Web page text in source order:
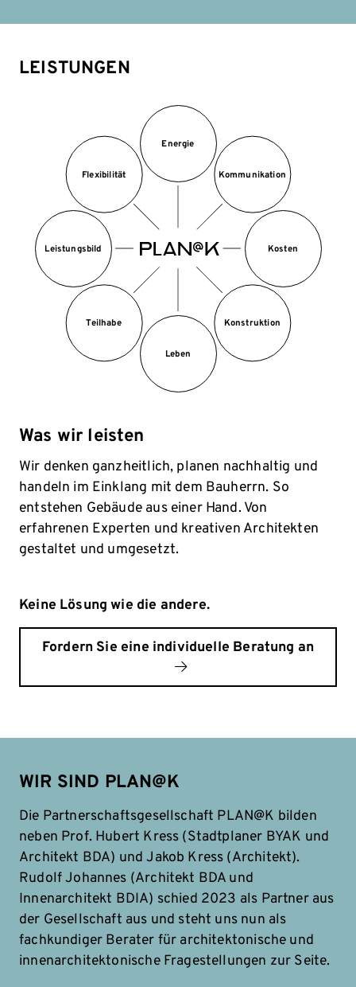
LEISTUNGEN
Energie
Kommunikation
Kosten
Konstruktion
Leben
Teilhabe
Leistungsbild
Flexibilität
Was wir leisten
Wir denken ganzheitlich, planen nachhaltig und
handeln im Einklang mit dem Bauherrn. So
entstehen Gebäude aus einer Hand. Von
erfahrenen Experten und kreativen Architekten
gestaltet und umgesetzt.
Keine Lösung wie die andere.
Fordern Sie eine individuelle Beratung an
WIR SIND PLAN@K
Die Partnerschaftsgesellschaft PLAN@K bilden
neben Prof. Hubert Kress (Stadtplaner BYAK und
Architekt BDA) und Jakob Kress (Architekt).
Rudolf Johannes (Architekt BDA und
Innenarchitekt BDIA) schied 2023 als Partner aus
der Gesellschaft aus und steht uns nun als
fachkundiger Berater für architektonische und
innenarchitektonische Fragestellungen zur Seite.